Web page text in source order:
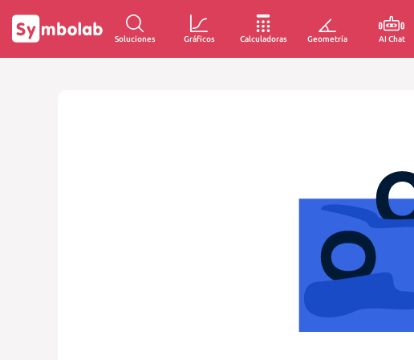
Soluciones Gráficos Calculadoras Geometría AI Chat